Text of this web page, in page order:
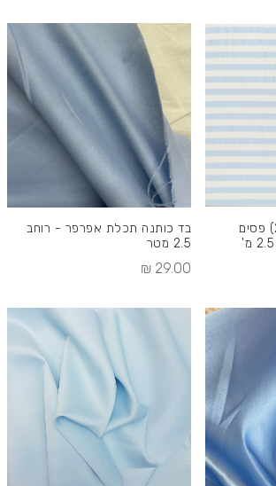
בד כותנה (סאטן 200) פסים
בד כותנה תכלת אפרפר - רוחב
2.5 מטר
29.00 ₪